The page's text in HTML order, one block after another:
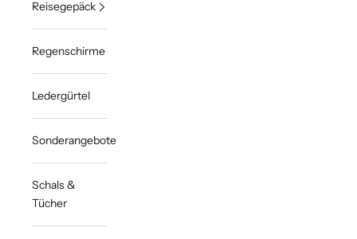
Reisegepäck
Regenschirme
Ledergürtel
Sonderangebote
Schals &
Tücher